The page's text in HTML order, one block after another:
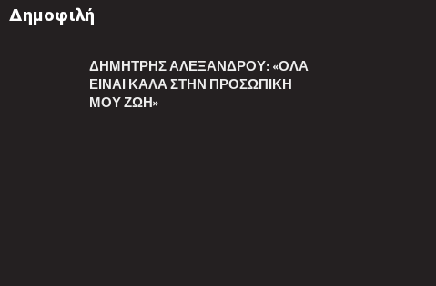
Δημοφιλή
ΔΗΜΉΤΡΗΣ ΑΛΕΞΆΝΔΡΟΥ: «ΌΛΑ
ΕΊΝΑΙ ΚΑΛΆ ΣΤΗΝ ΠΡΟΣΩΠΙΚΉ
ΜΟΥ ΖΩΉ»